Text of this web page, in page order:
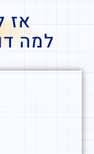
אז
למה